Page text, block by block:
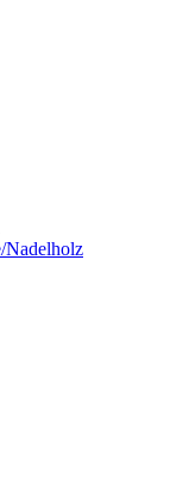
Nadelholz